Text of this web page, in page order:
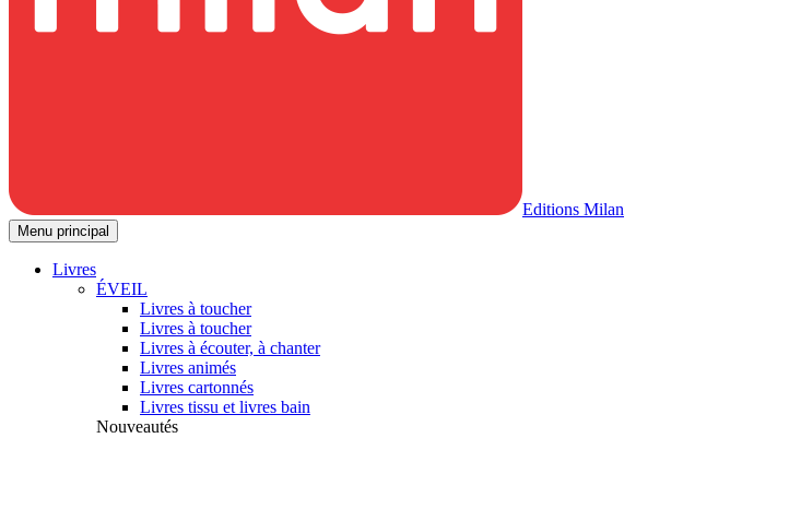
Editions Milan
Menu principal
Livres
ÉVEIL
Livres à toucher
Livres à toucher
Livres à écouter, à chanter
Livres animés
Livres cartonnés
Livres tissu et livres bain
Nouveautés